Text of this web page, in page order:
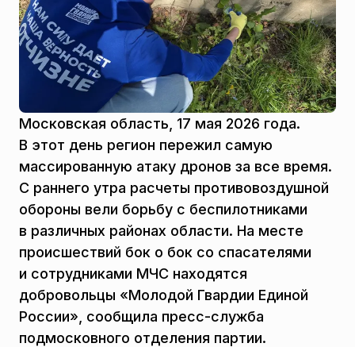
Московская область, 17 мая 2026 года.
В этот день регион пережил самую
массированную атаку дронов за все время.
С раннего утра расчеты противовоздушной
обороны вели борьбу с беспилотниками
в различных районах области. На месте
происшествий бок о бок со спасателями
и сотрудниками МЧС находятся
добровольцы «Молодой Гвардии Единой
России», сообщила пресс-служба
подмосковного отделения партии.